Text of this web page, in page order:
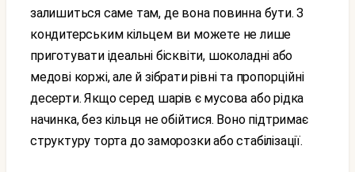
залишиться саме там, де вона повинна бути. З
кондитерським кільцем ви можете не лише
приготувати ідеальні бісквіти, шоколадні або
медові коржі, але й зібрати рівні та пропорційні
десерти. Якщо серед шарів є мусова або рідка
начинка, без кільця не обійтися. Воно підтримає
структуру торта до заморозки або стабілізації.